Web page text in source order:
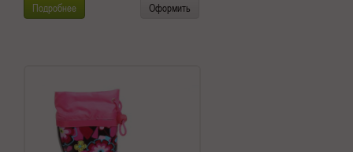
Подробнее Оформить